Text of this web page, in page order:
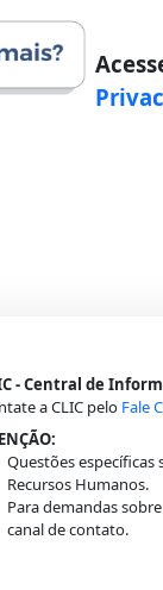
- Central de
a CLIC pelo Fale
Questões específicas
Recursos Humanos.
Para demandas
canal de contato.